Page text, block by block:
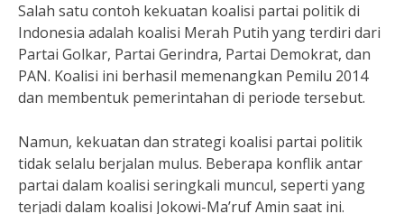
Salah satu contoh kekuatan koalisi partai politik di
Indonesia adalah koalisi Merah Putih yang terdiri dari
Partai Golkar, Partai Gerindra, Partai Demokrat, dan
PAN. Koalisi ini berhasil memenangkan Pemilu 2014
dan membentuk pemerintahan di periode tersebut.
Namun, kekuatan dan strategi koalisi partai politik
tidak selalu berjalan mulus. Beberapa konflik antar
partai dalam koalisi seringkali muncul, seperti yang
terjadi dalam koalisi Jokowi-Ma’ruf Amin saat ini.